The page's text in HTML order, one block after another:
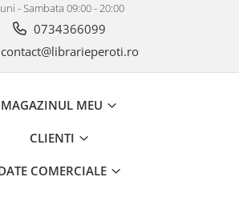
- Sambata 09:00 - 20:00
0734366099
contact@librarieperoti.ro
MAGAZINUL MEU
CLIENTI
COMERCIALE